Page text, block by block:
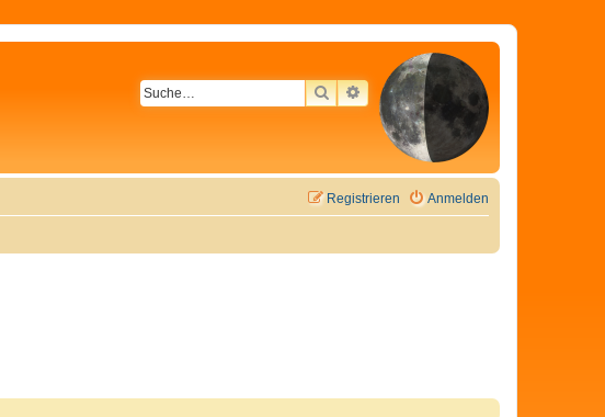
SUCHEERWEITERTE SUCHE
Anmelden
Registrieren